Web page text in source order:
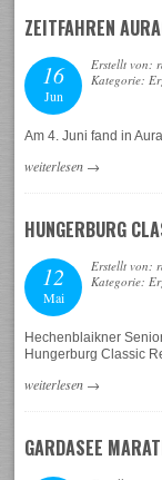
ZEITFAHREN
16
Jun
Erstellt von:
Kategorie:
Am 4. Juni fand in
weiterlesen →
HUNGERBURG
12
Mai
Erstellt von:
Kategorie:
Hechenblaikner
Hungerburg Classic
weiterlesen →
GARDASEE